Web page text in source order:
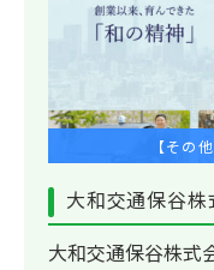
【その
大和交通保谷株
大和交通保谷株式